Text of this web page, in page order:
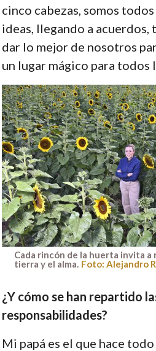
cinco cabezas, somos
ideas, llegando a
dar lo mejor de nosotros
un lugar mágico para todos
Cada rincón de la huerta invita a
tierra y el alma. Foto: Alejandro
¿Y cómo se han repartido
responsabilidades?
Mi papá es el que hace